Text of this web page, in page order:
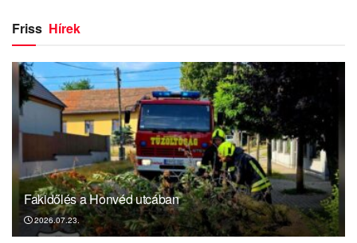
Friss Hírek
Fakidőlés a Honvéd utcában
2026.07.23.